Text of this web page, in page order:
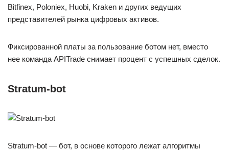
Bitfinex, Poloniex, Huobi, Kraken и других ведущих
представителей рынка цифровых активов.
Фиксированной платы за пользование ботом нет, вместо
нее команда APITrade снимает процент с успешных сделок.
Stratum-bot
Stratum-bot — бот, в основе которого лежат алгоритмы